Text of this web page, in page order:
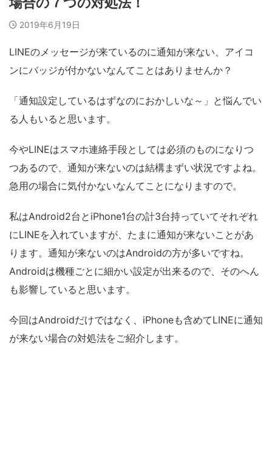
2019年6月19日
LINEのメッセージが来ているのに通知が来ない、アイコ
ンにバッジが付かないなんてことはありませんか？
「通知設定しているはずなのにおかしいな～」と悩んでい
る人もいると思います。
今やLINEはスマホ連絡手段としては必須のものになりつ
つあるので、通知が来ないのは結構まずい状況ですよね。
急用の場合に気付かないなんてことになりますので。
私はAndroid2台とiPhone1台の計3台持っていてそれぞれ
にLINEを入れていますが、たまに通知が来ないことがあ
ります。通知が来ないのはAndroidの方が多いですね。
Androidは機種ごとに細かい設定が出来るので、そのへん
も影響していると思います。
今回はAndroidだけではなく、iPhoneも含めてLINEに通知
が来ない場合の対処法をご紹介します。